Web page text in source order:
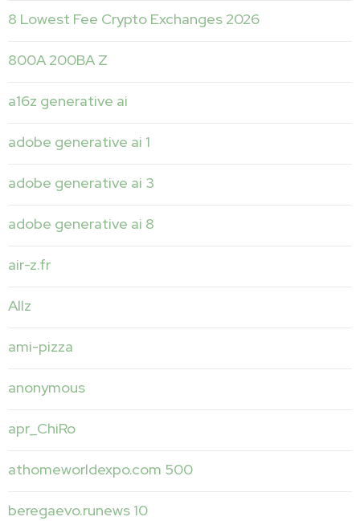
8 Lowest Fee Crypto Exchanges 2026
800A 200BA Z
a16z generative ai
adobe generative ai 1
adobe generative ai 3
adobe generative ai 8
air-z.fr
Allz
ami-pizza
anonymous
apr_ChiRo
athomeworldexpo.com 500
beregaevo.runews 10